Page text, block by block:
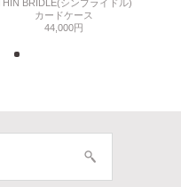
THIN BRIDLE(シンブライドル)
カードケース
44,000円